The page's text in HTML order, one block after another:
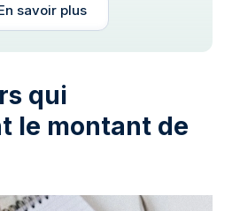
savoir plus
qui
le montant de